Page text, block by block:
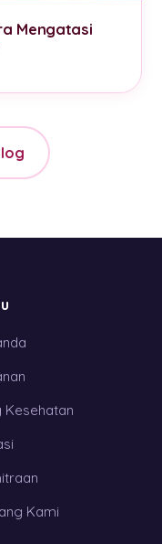
Mengatasi
Kesehatan
Kami